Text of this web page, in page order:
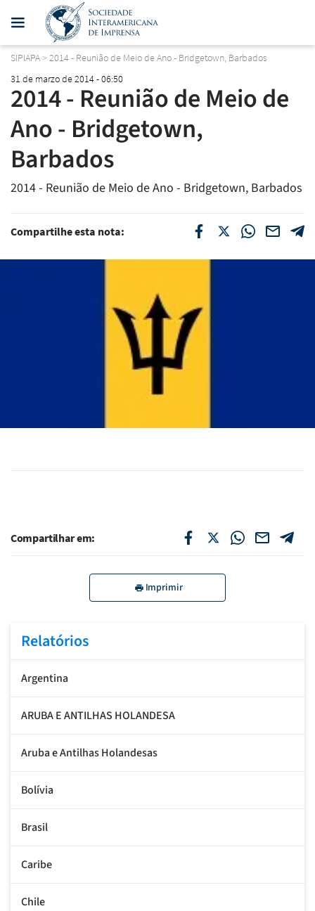
SIPIAPA> 2014 - Reunião de Meio de Ano - Bridgetown, Barbados
31 de marzo de 2014 - 06:50
2014 - Reunião de Meio de
Ano - Bridgetown,
Barbados
2014 - Reunião de Meio de Ano - Bridgetown, Barbados
Compartilhe esta nota:
Compartilhar em:
Imprimir
Relatórios
Argentina
ARUBA E ANTILHAS HOLANDESA
Aruba e Antilhas Holandesas
Bolívia
Brasil
Caribe
Chile